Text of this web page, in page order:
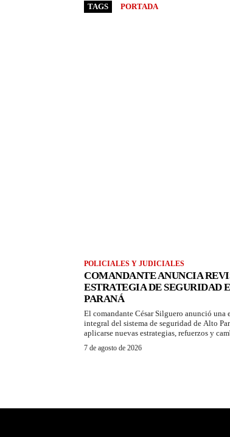
TAGS PORTADA
POLICIALES Y JUDICIALES
COMANDANTE ANUNCIA
ESTRATEGIA DE SEGURIDAD
PARANÁ
El comandante César Silguero anunció una
integral del sistema de seguridad de Alto
aplicarse nuevas estrategias, refuerzos y
7 de agosto de 2026